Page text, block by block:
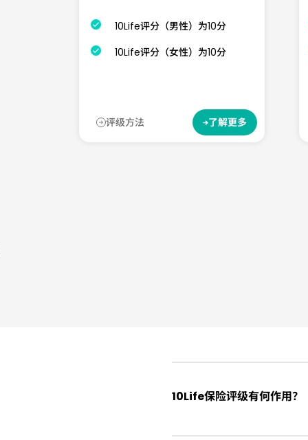
10Life评分（男性）为10分
10Life评分（女性）为10分
评级方法 了解更多
10Life保险评级有何作用？